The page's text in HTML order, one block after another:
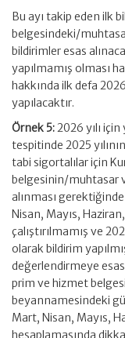
Bu ayı takip eden ilk
belgesindeki/
bildirimler esas
yapılmamış olması
hakkında ilk defa
yapılacaktır.
Örnek 5:2026 yılı
tespitinde 2025
tabi sigortalılar için
belgesinin/muhtasar
alınması
Nisan, Mayıs,
çalıştırılmamış ve
olarak bildirim
değerlendirmeye
prim ve hizmet
beyannamesindeki
Mart, Nisan, Mayıs,
hesaplamasında